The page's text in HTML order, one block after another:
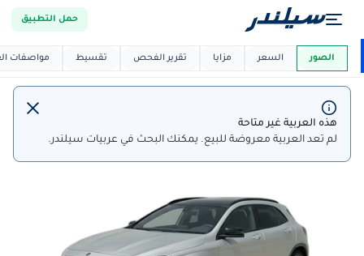
حمل التطبيق
العربية دي ماركت
هذه العربية غير متاحة
لم تعد العربية معروضة للبيع. يمكنك البحث في عربيات سيلندر.
الصور السعر مزايا تقرير الفحص تقسيط مواصفات